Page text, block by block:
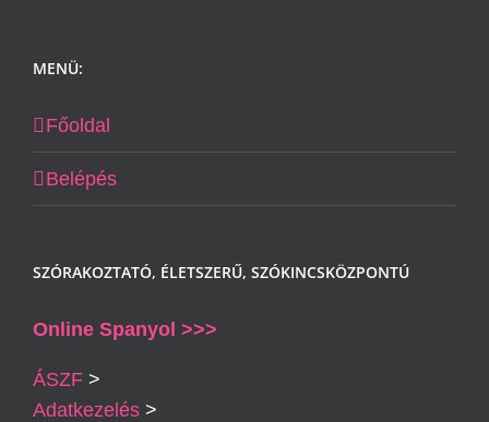
MENÜ:
Főoldal
Belépés
SZÓRAKOZTATÓ, ÉLETSZERŰ, SZÓKINCSKÖZPONTÚ
Online Spanyol >>>
ÁSZF >
Adatkezelés >